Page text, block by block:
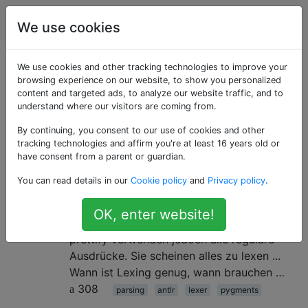
Programmierung
Als «pygments»
getaggte Fragen
5 Lexer gegen Parser
Sind Lexer und Parser theoretisch wirklich
sein, reguläre Ausdrücke zu hassen: Coding
Horror , ein weiterer Blog-Beitrag . Beliebte
lexingbasierte Tools: pyictions , geshi oder
prettify verwenden jedoch alle reguläre
Ausdrücke. Sie scheinen alles zu lexen ...
Wann ist Lexing genug, wann brauchen …
308
parsing antlr lexer pygments
We use cookies
We use cookies and other tracking technologies to improve your
browsing experience on our website, to show you personalized
content and targeted ads, to analyze our website traffic, and to
understand where our visitors are coming from.
By continuing, you consent to our use of cookies and other
tracking technologies and affirm you're at least 16 years old or
have consent from a parent or guardian.
You can read details in our Cookie policy and Privacy policy.
OK, enter website!